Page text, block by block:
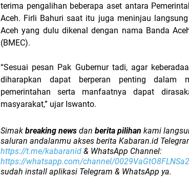
terima pengalihan beberapa aset antara
Aceh. Firli Bahuri saat itu juga meninjau
Aceh yang dulu dikenal dengan nama Banda
(BMEC).
“Sesuai pesan Pak Gubernur tadi, agar
diharapkan dapat berperan penting dalam
pemerintahan serta manfaatnya dapat
masyarakat,” ujar Iswanto.
Simak breaking news dan berita pilihan kami
saluran andalanmu akses berita Kabaran.id
https://t.me/kabaranid & WhatsApp Channel:
https://whatsapp.com/channel/
sudah install aplikasi Telegram & WhatsApp ya.